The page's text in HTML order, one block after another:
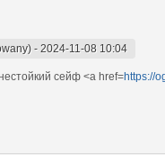
- 2024-11-08 10:04
сейф <a href=https://